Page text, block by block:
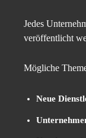
Jedes
veröffentlicht
Mögliche
Neue